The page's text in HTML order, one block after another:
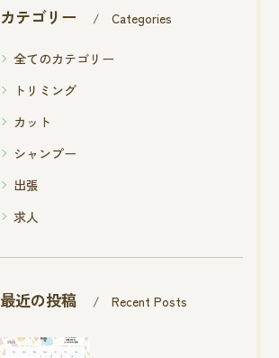
カテゴリー Categories
全てのカテゴリー
トリミング
カット
シャンプー
出張
求人
最近の投稿 Recent Posts